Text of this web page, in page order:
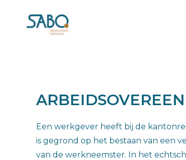
Een werkgever heeft bij de
is gegrond op het bestaan van een
van de werkneemster. In het